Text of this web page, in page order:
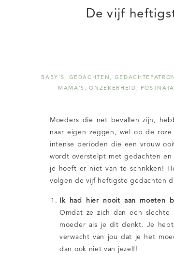
De vijf
BABY'S, GEDACHTEN ,
MAMA'S ,ONZEKERHEID ,
Moeders die net bevallen zijn,
naar eigen zeggen, wel op de
intense perioden die een vrouw
wordt overstelpt met gedachten en
je hoeft er niet van te schrikken!
volgen de vijf heftigste gedachten
Ik had hier nooit aan moeten
Omdat ze zich dan een
moeder als je dit denkt. Je
verwacht van jou dat je het
dan ook niet van jezelf!